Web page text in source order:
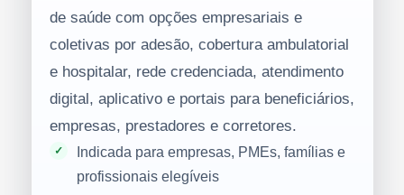
de saúde com opções empresariais e
coletivas por adesão, cobertura ambulatorial
e hospitalar, rede credenciada, atendimento
digital, aplicativo e portais para beneficiários,
empresas, prestadores e corretores.
Indicada para empresas, PMEs, famílias e
profissionais elegíveis